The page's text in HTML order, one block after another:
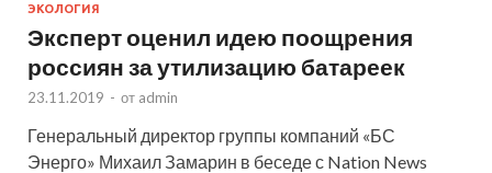
ЭКОЛОГИЯ
Эксперт оценил идею поощрения
россиян за утилизацию батареек
23.11.2019 - от admin
Генеральный директор группы компаний «БС
Энерго» Михаил Замарин в беседе с Nation News